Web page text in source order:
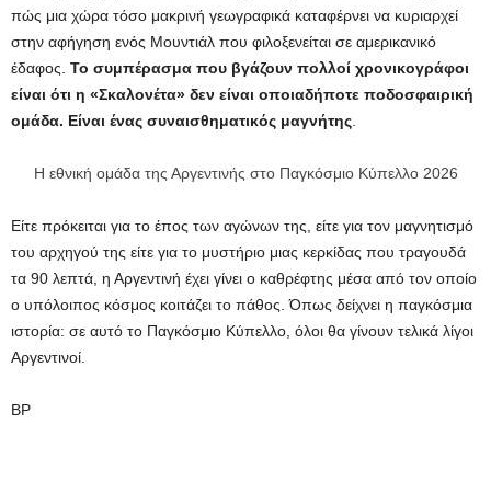
πώς μια χώρα τόσο μακρινή γεωγραφικά καταφέρνει να κυριαρχεί
στην αφήγηση ενός Μουντιάλ που φιλοξενείται σε αμερικανικό
έδαφος. Το συμπέρασμα που βγάζουν πολλοί χρονικογράφοι
είναι ότι η «Σκαλονέτα» δεν είναι οποιαδήποτε ποδοσφαιρική
ομάδα. Είναι ένας συναισθηματικός μαγνήτης
Η εθνική ομάδα της Αργεντινής στο Παγκόσμιο Κύπελλο 2026
Είτε πρόκειται για το έπος των αγώνων της, είτε για τον μαγνητισμό
του αρχηγού της είτε για το μυστήριο μιας κερκίδας που τραγουδά
τα 90 λεπτά, η Αργεντινή έχει γίνει ο καθρέφτης μέσα από τον οποίο
ο υπόλοιπος κόσμος κοιτάζει το πάθος. Όπως δείχνει η παγκόσμια
ιστορία: σε αυτό το Παγκόσμιο Κύπελλο, όλοι θα γίνουν τελικά λίγοι
Αργεντινοί.
BP